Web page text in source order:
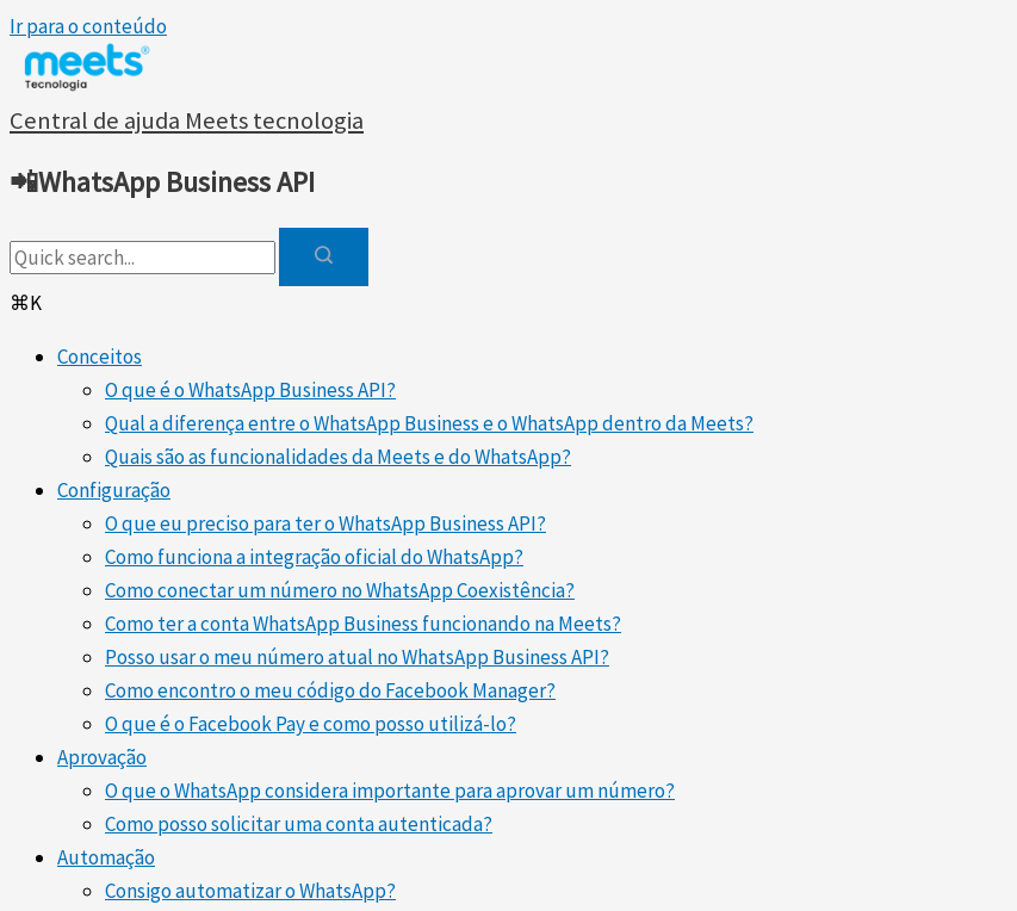
Ir para o conteúdo
Central de ajuda Meets tecnologia
📲WhatsApp Business API
⌘K
Conceitos
O que é o WhatsApp Business API?
Qual a diferença entre o WhatsApp Business e o WhatsApp dentro da Meets?
Quais são as funcionalidades da Meets e do WhatsApp?
Configuração
O que eu preciso para ter o WhatsApp Business API?
Como funciona a integração oficial do WhatsApp?
Como conectar um número no WhatsApp Coexistência?
Como ter a conta WhatsApp Business funcionando na Meets?
Posso usar o meu número atual no WhatsApp Business API?
Como encontro o meu código do Facebook Manager?
O que é o Facebook Pay e como posso utilizá-lo?
Aprovação
O que o WhatsApp considera importante para aprovar um número?
Como posso solicitar uma conta autenticada?
Automação
Consigo automatizar o WhatsApp?